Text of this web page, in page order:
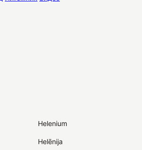
Helenium
Helēnija